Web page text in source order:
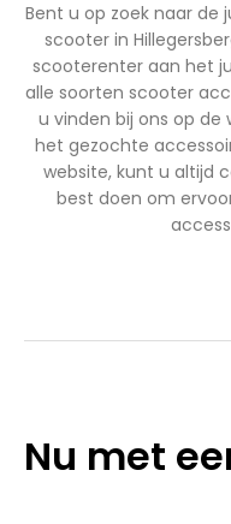
Bent u op zoek naar de
scooter in
scooterenter aan het
alle soorten scooter
u vinden bij ons op de
het gezochte
website, kunt u altijd
best doen om
Nu met